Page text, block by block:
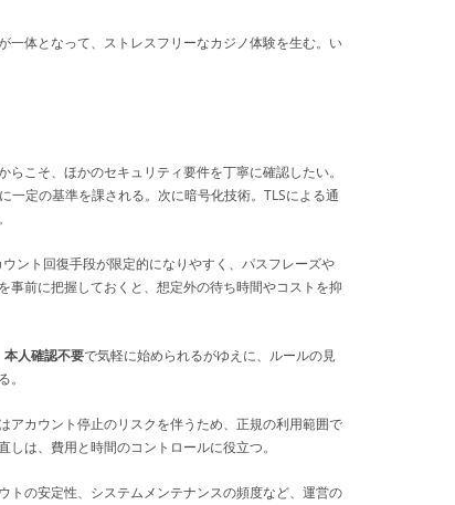
一体となって、ストレスフリーなカジノ体験を生む。い
らこそ、ほかのセキュリティ要件を丁寧に確認したい。
定の基準を課される。次に暗号化技術。TLSによる通
ント回復手段が限定的になりやすく、パスフレーズや
前に把握しておくと、想定外の待ち時間やコストを抑
本人確認不要で気軽に始められるがゆえに、ルールの見
アカウント停止のリスクを伴うため、正規の利用範囲で
は、費用と時間のコントロールに役立つ。
トの安定性、システムメンテナンスの頻度など、運営の